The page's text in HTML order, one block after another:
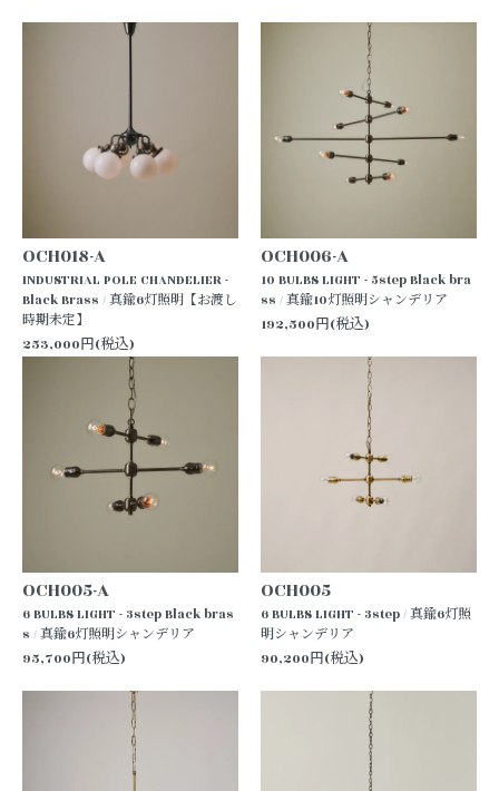
OCH018-A
INDUSTRIAL POLE CHANDELIER -
Black Brass / 真鍮6灯照明【お渡し
時期未定】
253,000円(税込)
OCH006-A
10 BULBS LIGHT - 5step Black bra
ss / 真鍮10灯照明シャンデリア
192,500円(税込)
OCH005-A
6 BULBS LIGHT - 3step Black bras
s / 真鍮6灯照明シャンデリア
95,700円(税込)
OCH005
6 BULBS LIGHT - 3step / 真鍮6灯照
明シャンデリア
90,200円(税込)